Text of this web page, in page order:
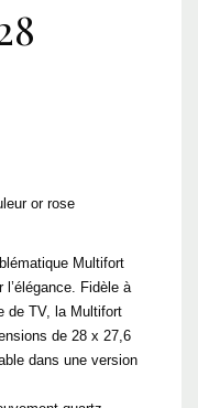
or rose
Multifort
Fidèle à
de TV, la Multifort
de 28 x 27,6
dans une version